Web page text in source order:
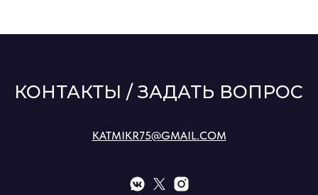
КОНТАКТЫ / ЗАДАТЬ ВОПРОС
KATMIKR75@GMAIL.COM